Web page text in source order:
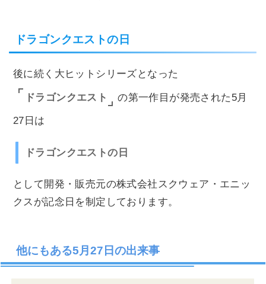
ドラゴンクエストの日
後に続く大ヒットシリーズとなった
ドラゴンクエスト の第一作目が発売された5月
27日は
ドラゴンクエストの日
として開発・販売元の株式会社スクウェア・エニッ
クスが記念日を制定しております。
他にもある5月27日の出来事